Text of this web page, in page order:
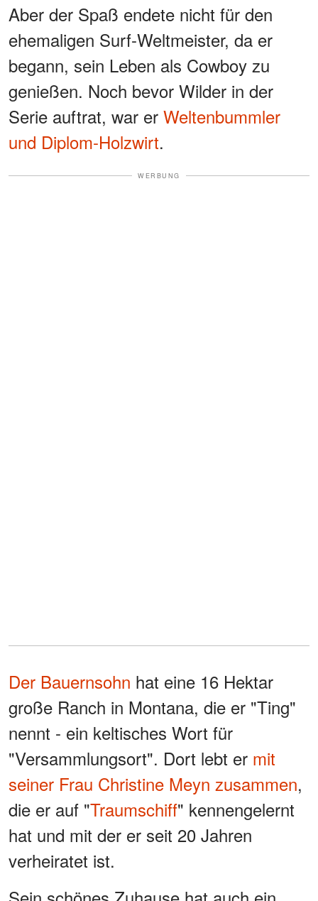
Aber der Spaß endete nicht für den
ehemaligen Surf-Weltmeister, da er
begann, sein Leben als Cowboy zu
genießen. Noch bevor Wilder in der
Serie auftrat, war er Weltenbummler
und Diplom-Holzwirt.
WERBUNG
Der Bauernsohn hat eine 16 Hektar
große Ranch in Montana, die er "Ting"
nennt - ein keltisches Wort für
"Versammlungsort". Dort lebt er mit
seiner Frau Christine Meyn zusammen,
die er auf "Traumschiff" kennengelernt
hat und mit der er seit 20 Jahren
verheiratet ist.